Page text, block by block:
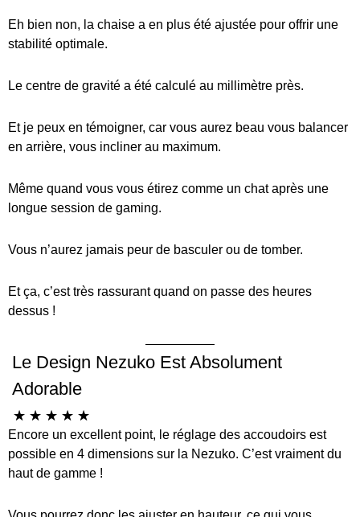
Eh bien non, la chaise a en plus été ajustée pour offrir une
stabilité optimale.
Le centre de gravité a été calculé au millimètre près.
Et je peux en témoigner, car vous aurez beau vous balancer
en arrière, vous incliner au maximum.
Même quand vous vous étirez comme un chat après une
longue session de gaming.
Vous n’aurez jamais peur de basculer ou de tomber.
Et ça, c’est très rassurant quand on passe des heures
dessus !
Le Design Nezuko Est Absolument
Adorable
☆ ☆ ☆ ☆ ☆
Encore un excellent point, le réglage des accoudoirs est
possible en 4 dimensions sur la Nezuko. C’est vraiment du
haut de gamme !